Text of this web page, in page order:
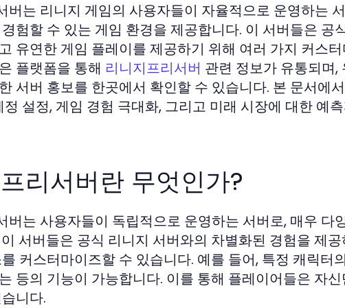
버는 리니지 게임의 사용자들이 자율적으로 운영하는
험할 수 있는 게임 환경을 제공합니다. 이 서버들은 공
유연한 게임 플레이를 제공하기 위해 여러 가지 커스
플랫폼을 통해 리니지프리서버 관련 정보가 유통되며,
서버 홍보를 한곳에서 확인할 수 있습니다. 본 문서에
정 설정, 게임 경험 극대화, 그리고 미래 시장에 대한 예
리서버란 무엇인가?
버는 사용자들이 독립적으로 운영하는 서버로, 매우 다
서버들은 공식 리니지 서버와의 차별화된 경험을 제
커스터마이즈할 수 있습니다. 예를 들어, 특정 캐릭터
등의 기능이 가능합니다. 이를 통해 플레이어들은 자
니다.